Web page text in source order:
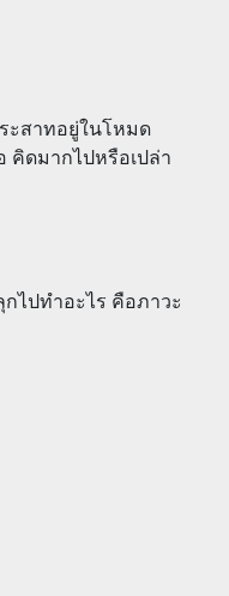
ะสาทอยู่ในโหมด
คิดมากไปหรือเปล่า
ไปทำอะไร คือภาวะ